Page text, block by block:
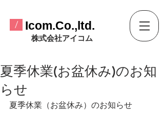
/ ​Icom.Co.,ltd.
​株式会社アイコム
夏季休業(お盆休み)のお知
らせ
夏季休業（お盆休み）のお知らせ